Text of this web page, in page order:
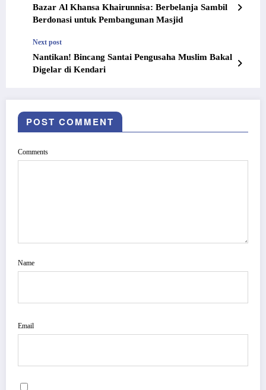
Bazar Al Khansa Khairunnisa: Berbelanja Sambil
Berdonasi untuk Pembangunan Masjid
Next post
Nantikan! Bincang Santai Pengusaha Muslim Bakal
Digelar di Kendari
POST COMMENT
Comments
Name
Email